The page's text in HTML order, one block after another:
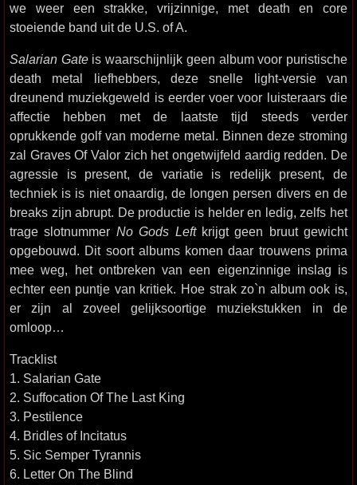
we weer een strakke, vrijzinnige, met death en core
stoeiende band uit de U.S. of A.
Salarian Gateis waarschijnlijk geen album voor puristische
death metal liefhebbers, deze snelle light-versie van
dreunend muziekgeweld is eerder voer voor luisteraars die
affectie hebben met de laatste tijd steeds verder
oprukkende golf van moderne metal. Binnen deze stroming
zal Graves Of Valor zich het ongetwijfeld aardig redden. De
agressie is present, de variatie is redelijk present, de
techniek is is niet onaardig, de longen persen divers en de
breaks zijn abrupt. De productie is helder en ledig, zelfs het
trage slotnummer No Gods Leftkrijgt geen bruut gewicht
opgebouwd. Dit soort albums komen daar trouwens prima
mee weg, het ontbreken van een eigenzinnige inslag is
echter een puntje van kritiek. Hoe strak zo`n album ook is,
er zijn al zoveel gelijksoortige muziekstukken in de
omloop…
Tracklist
1. Salarian Gate
2. Suffocation Of The Last King
3. Pestilence
4. Bridles of Incitatus
5. Sic Semper Tyrannis
6. Letter On The Blind